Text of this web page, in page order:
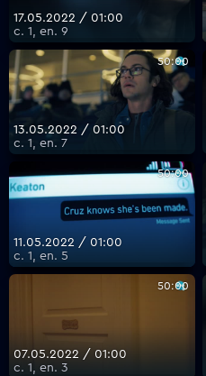
17.05.2022 / 01:00
с. 1, еп. 9
50:00
13.05.2022 / 01:00
с. 1, еп. 7
50:00
11.05.2022 / 01:00
с. 1, еп. 5
50:00
07.05.2022 / 01:00
с. 1, еп. 3